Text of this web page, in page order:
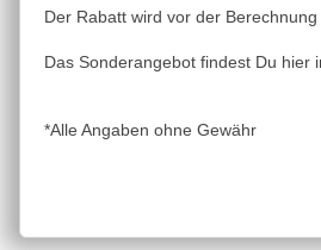
Der Rabatt wird vor der
Das Sonderangebot findest Du hier
*Alle Angaben ohne Gewähr